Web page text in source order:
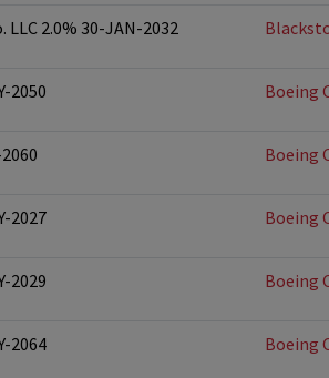
2.0% 30-JAN-2032
2050 Boeing
Boeing
2027 Boeing
2029 Boeing
2064 Boeing